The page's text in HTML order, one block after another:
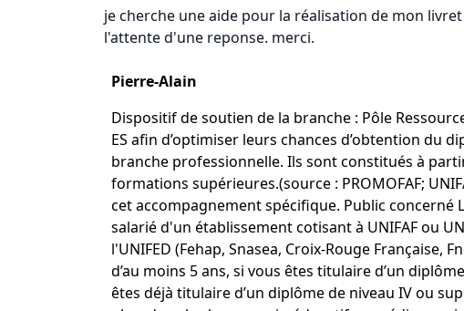
je cherche une aide pour la réalisation de mon
l'attente d'une reponse. merci.
Pierre-Alain
Dispositif de soutien de la branche : Pôle
ES afin d’optimiser leurs chances d’obtention du
branche professionnelle. Ils sont constitués à
formations supérieures.(source : PROMOFAF;
cet accompagnement spécifique. Public concerné
salarié d'un établissement cotisant à UNIFAF ou
l'UNIFED (Fehap, Snasea, Croix-Rouge Française,
d’au moins 5 ans, si vous êtes titulaire d’un
êtes déjà titulaire d’un diplôme de niveau IV ou